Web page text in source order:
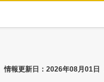
情報更新日：2026年08月01日